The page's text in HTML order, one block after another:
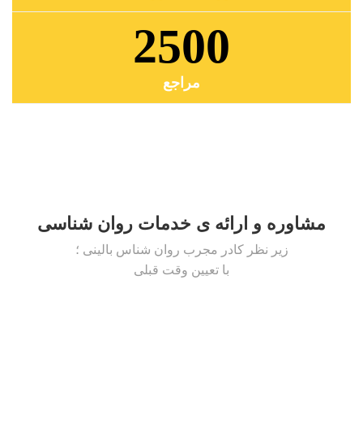
2500
مراجع
مشاوره و ارائه ی خدمات روان شناسی
زیر نظر کادر مجرب روان شناس بالینی ؛
با تعیین وقت قبلی